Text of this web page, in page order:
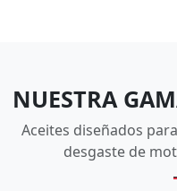
NUESTRA
Aceites diseñados
desgaste de